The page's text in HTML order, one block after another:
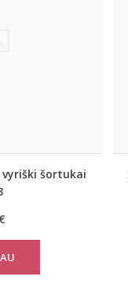
vyriški šortukai